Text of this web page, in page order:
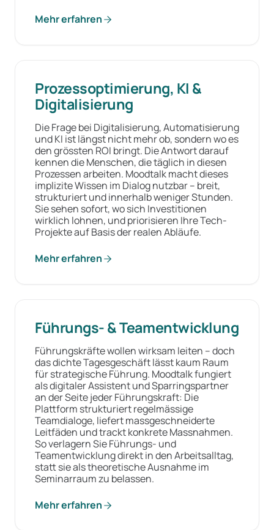
Mehr erfahren
Prozessoptimierung, KI &
Digitalisierung
Die Frage bei Digitalisierung, Automatisierung
und KI ist längst nicht mehr ob, sondern wo es
den grössten ROI bringt. Die Antwort darauf
kennen die Menschen, die täglich in diesen
Prozessen arbeiten. Moodtalk macht dieses
implizite Wissen im Dialog nutzbar – breit,
strukturiert und innerhalb weniger Stunden.
Sie sehen sofort, wo sich Investitionen
wirklich lohnen, und priorisieren Ihre Tech-
Projekte auf Basis der realen Abläufe.
Mehr erfahren
Führungs- & Teamentwicklung
Führungskräfte wollen wirksam leiten – doch
das dichte Tagesgeschäft lässt kaum Raum
für strategische Führung. Moodtalk fungiert
als digitaler Assistent und Sparringspartner
an der Seite jeder Führungskraft: Die
Plattform strukturiert regelmässige
Teamdialoge, liefert massgeschneiderte
Leitfäden und trackt konkrete Massnahmen.
So verlagern Sie Führungs- und
Teamentwicklung direkt in den Arbeitsalltag,
statt sie als theoretische Ausnahme im
Seminarraum zu belassen.
Mehr erfahren